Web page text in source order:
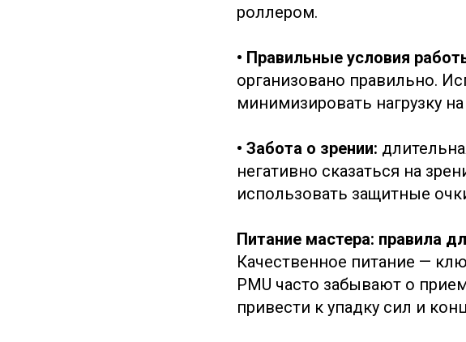
роллером.
• Правильные условия
организовано правильно.
минимизировать нагрузку на
• Забота о зрении:
негативно сказаться на
использовать защитные
Питание мастера: правила
Качественное питание —
PMU часто забывают о
привести к упадку сил и